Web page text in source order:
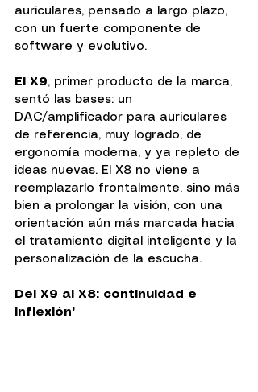
auriculares, pensado a largo plazo,
con un fuerte componente de
software y evolutivo.
El X9, primer producto de la marca,
sentó las bases: un
DAC/amplificador para auriculares
de referencia, muy logrado, de
ergonomía moderna, y ya repleto de
ideas nuevas. El X8 no viene a
reemplazarlo frontalmente, sino más
bien a prolongar la visión, con una
orientación aún más marcada hacia
el tratamiento digital inteligente y la
personalización de la escucha.
Del X9 al X8: continuidad e
inflexión"